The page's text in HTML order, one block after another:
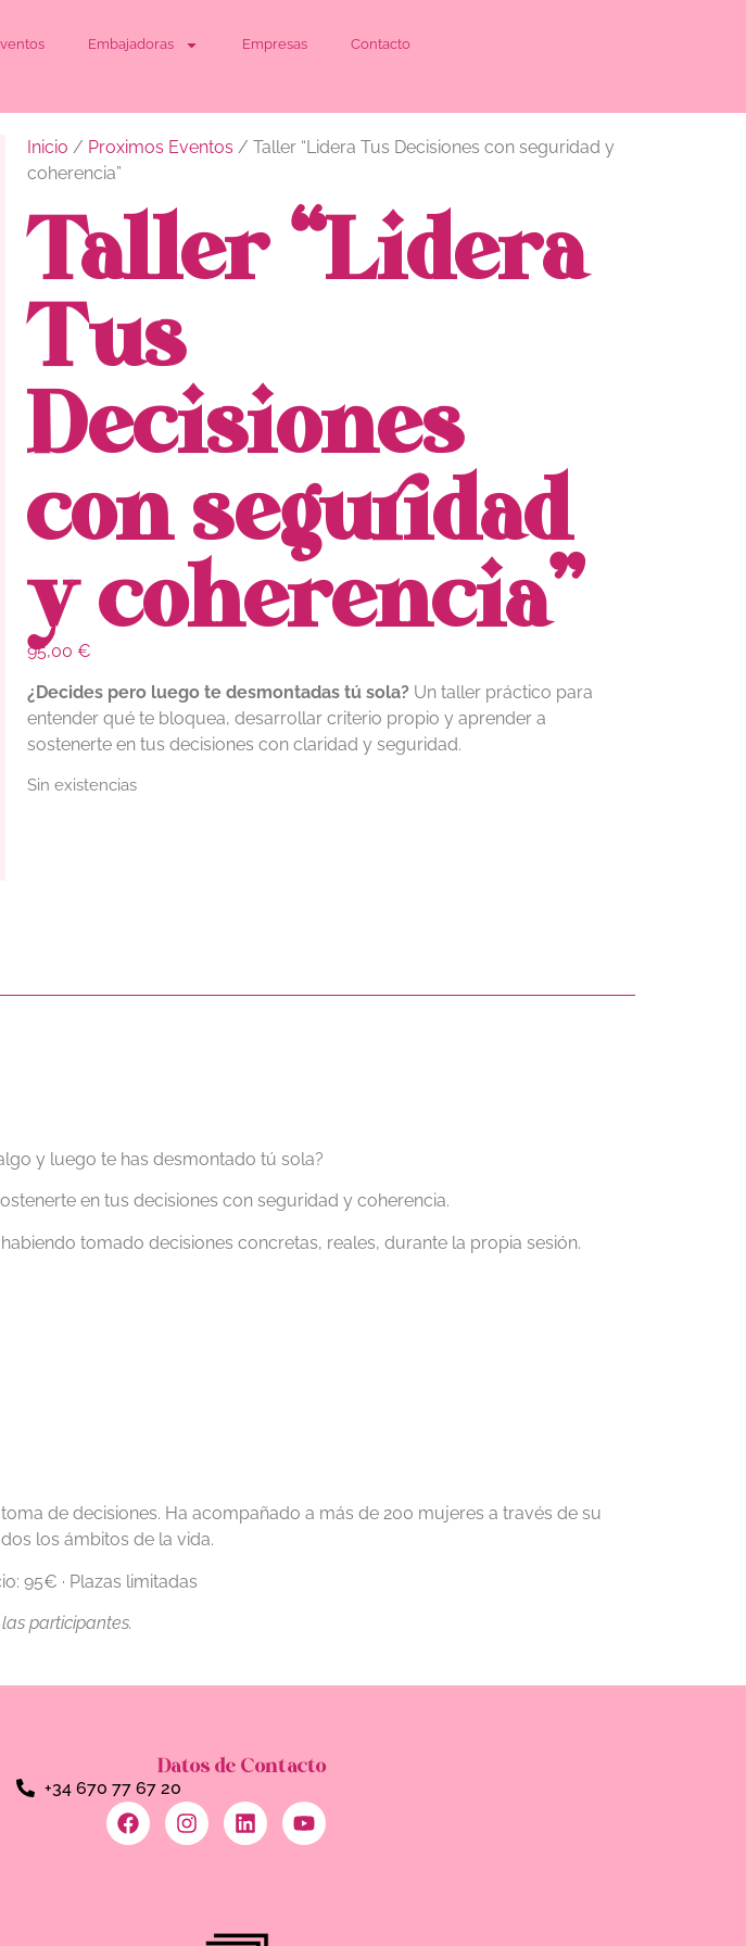
Embajadoras Empresas Contacto
Inicio / Proximos Eventos / Taller “Lidera Tus Decisiones con seguridad y
coherencia”
Taller “Lidera
Tus
Decisiones
con seguridad
y coherencia”
95,00 €
¿Decides pero luego te desmontadas tú sola? Un taller práctico para
entender qué te bloquea, desarrollar criterio propio y aprender a
sostenerte en tus decisiones con claridad y seguridad.
Sin existencias
y luego te has desmontado tú sola?
en tus decisiones con seguridad y coherencia.
tomado decisiones concretas, reales, durante la propia sesión.
de decisiones. Ha acompañado a más de 200 mujeres a través de su
los ámbitos de la vida.
95€ · Plazas limitadas
participantes.
Datos de Contacto
+34 670 77 67 20